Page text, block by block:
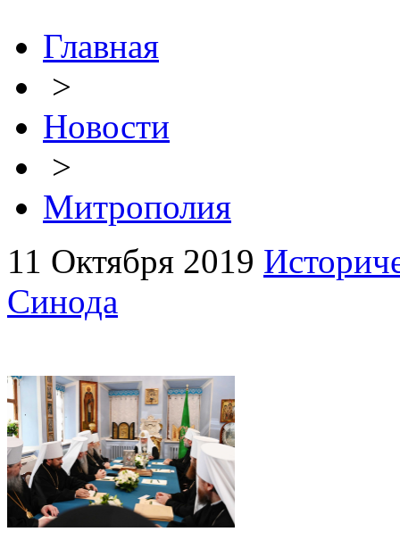
Главная
>
Новости
>
Митрополия
11 Октября 2019
Синода